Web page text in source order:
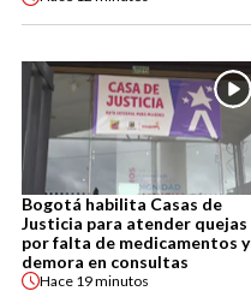
Bogotá habilita Casas de
Justicia para atender quejas
por falta de medicamentos y
demora en consultas
Hace 19 minutos